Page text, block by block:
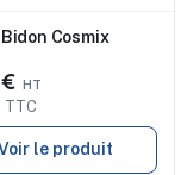
Bidon Cosmix
TTC
le produit